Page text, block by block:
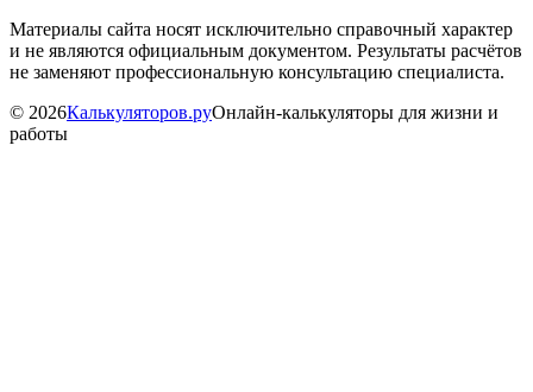
Материалы сайта носят исключительно справочный характер
и не являются официальным документом. Результаты расчётов
не заменяют профессиональную консультацию специалиста.
© 2026Калькуляторов.руОнлайн-калькуляторы для жизни и
работы